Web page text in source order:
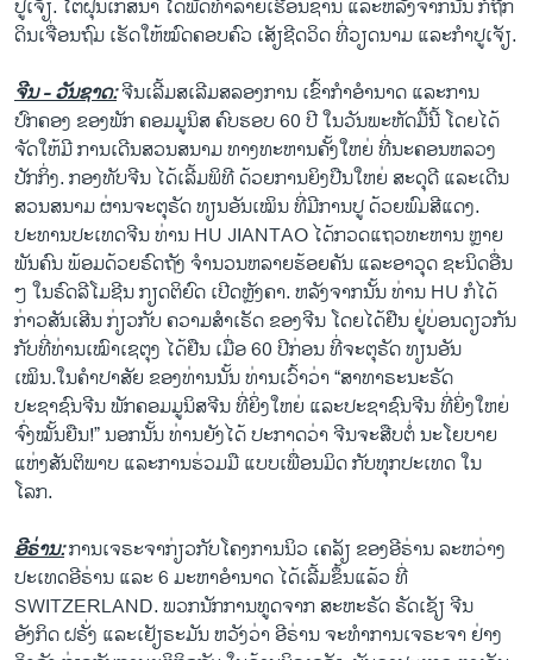
ປູເຈັຽ. ໄຕ້ຝຸ່ນເກສນາ ໄດ້ພັດທຳລາຍເຮືອນຊານ ແລະຫລັງຈາກນັ້ນ ກໍຖືກ
ດິນເຈື່ອນຖົມ ເຮັດໃຫ້ໝົດຄອບຄົວ ເສັຽຊີດວິດ ທີ່ວຽດນາມ ແລະກຳປູເຈັຽ.
ຈີນ - ວັນຊາດ:ຈີນເລີ້ມສເລີມສລອງການ ເຂົ້າກຳອຳນາດ ແລະການ
ປົກຄອງ ຂອງພັກ ຄອມມູນິສ ຄົບຮອບ 60 ປີ ໃນວັນພະຫັດມື້ນີ້ ໂດຍໄດ້
ຈັດໃຫ້ມີ ການເດີນສວນສນາມ ທາງທະຫານຄັ້ງໃຫຍ່ ທີ່ນະຄອນຫລວງ
ປັກກິ່ງ. ກອງທັບຈີນ ໄດ້ເລີ້ມພິທີ ດ້ວຍການຍິງປືນໃຫຍ່ ສະດຸດີ ແລະເດີນ
ສວນສນາມ ຜ່ານຈະຕຸຣັດ ທຽນອັນເໝິນ ທີ່ມີການປູ ດ້ວຍພົມສີແດງ.
ປະທານປະເທດຈີນ ທ່ານ HU JIANTAO ໄດ້ກວດແຖວທະຫານ ຫຼາຍ
ພັນຄົນ ພ້ອມດ້ວຍຣົດຖັງ ຈຳນວນຫລາຍຮ້ອຍຄັນ ແລະອາວຸດ ຊະນິດອື່ນ
ໆ ໃນຣົດລີໂມຊີນ ກຽດຕິຍົດ ເປີດຫຼັງຄາ. ຫລັງຈາກນັ້ນ ທ່ານ HU ກໍໄດ້
ກ່າວສັນເສີນ ກ່ຽວກັບ ຄວາມສຳເຣັດ ຂອງຈີນ ໂດຍໄດ້ຢືນ ຢູ່ບ່ອນດຽວກັນ
ກັບທີ່ທ່ານເໝົາເຊຕຸງ ໄດ້ຢືນ ເມື່ອ 60 ປີກ່ອນ ທີ່ຈະຕຸຣັດ ທຽນອັນ
ເໝິນ.ໃນຄຳປາສັຍ ຂອງທ່ານນັ້ນ ທ່ານເວົ້າວ່າ “ສາທາຣະນະຣັດ
ປະຊາຊົນຈີນ ພັກຄອມມູນິສຈີນ ທີ່ຍິ່ງໃຫຍ່ ແລະປະຊາຊົນຈີນ ທີ່ຍິ່ງໃຫຍ່
ຈົ່ງໝັ້ນຍືນ!” ນອກນັ້ນ ທ່ານຍັງໄດ້ ປະກາດວ່າ ຈີນຈະສືບຕໍ່ ນະໂຍບາຍ
ແຫ່ງສັນຕິພາບ ແລະການຮ່ວມມື ແບບເພື່ອນມິດ ກັບທຸກປະເທດ ໃນ
ໂລກ.
ອີຣ່ານ:ການເຈຣະຈາກ່ຽວກັບໂຄງການນິວ ເຄລັຽ ຂອງອີຣ່ານ ລະຫວ່າງ
ປະເທດອີຣ່ານ ແລະ 6 ມະຫາອຳນາດ ໄດ້ເລີ້ມຂຶ້ນແລ້ວ ທີ່
SWITZERLAND. ພວກນັກການທູດຈາກ ສະຫະຣັດ ຣັດເຊັຽ ຈີນ
ອັງກິດ ຝຣັ່ງ ແລະເຢັຽຣະມັນ ຫວັງວ່າ ອີຣ່ານ ຈະທຳການເຈຣະຈາ ຢ່າງ